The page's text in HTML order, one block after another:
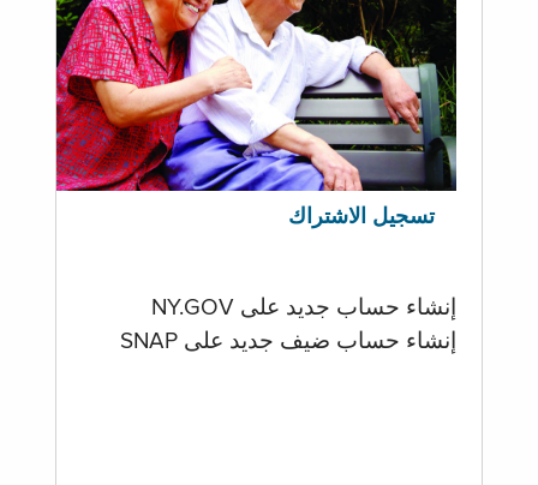
تسجيل الاشتراك
إنشاء حساب جديد على NY.GOV
إنشاء حساب ضيف جديد على SNAP